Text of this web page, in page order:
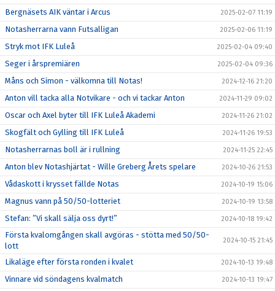
Bergnäsets AIK väntar i Arcus 2025-02-07 11:19
Notasherrarna vann Futsalligan 2025-02-06 11:19
Stryk mot IFK Luleå 2025-02-04 09:40
Seger i årspremiären 2025-02-04 09:36
Måns och Simon - välkomna till Notas! 2024-12-16 21:20
Anton vill tacka alla Notvikare - och vi tackar Anton 2024-11-29 09:02
Oscar och Axel byter till IFK Luleå Akademi 2024-11-26 21:02
Skogfält och Gylling till IFK Luleå 2024-11-26 19:53
Notasherrarnas boll är i rullning 2024-11-25 22:45
Anton blev Notashjärtat - Wille Greberg Årets spelare 2024-10-26 21:53
Vådaskott i krysset fällde Notas 2024-10-19 15:06
Magnus vann på 50/50-lotteriet 2024-10-19 13:58
Stefan: ”Vi skall sälja oss dyrt!” 2024-10-18 19:42
Första kvalomgången skall avgöras - stötta med 50/50-
lott
2024-10-15 21:45
Likaläge efter första ronden i kvalet 2024-10-13 19:48
Vinnare vid söndagens kvalmatch 2024-10-13 19:47